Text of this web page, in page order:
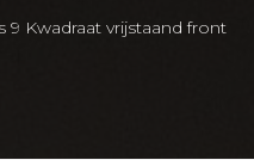
9 Kwadraat vrijstaand front